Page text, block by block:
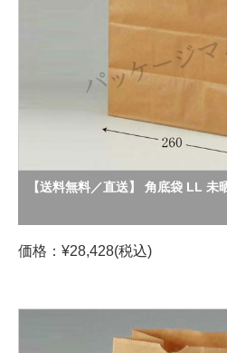
【送料無料／直送】 角底袋 LL 未
価格：¥28,428(税込)